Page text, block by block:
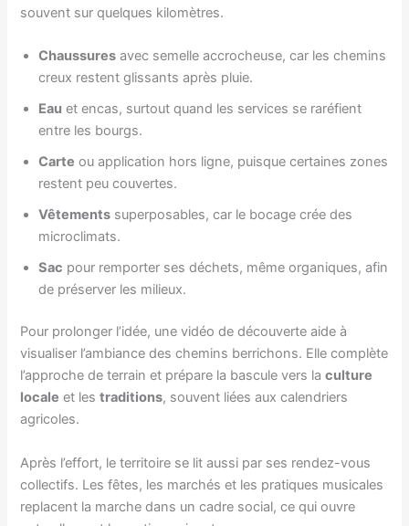
souvent sur quelques kilomètres.
Chaussures avec semelle accrocheuse, car les chemins
creux restent glissants après pluie.
Eau et encas, surtout quand les services se raréfient
entre les bourgs.
Carte ou application hors ligne, puisque certaines zones
restent peu couvertes.
Vêtements superposables, car le bocage crée des
microclimats.
Sac pour remporter ses déchets, même organiques, afin
de préserver les milieux.
Pour prolonger l’idée, une vidéo de découverte aide à
visualiser l’ambiance des chemins berrichons. Elle complète
l’approche de terrain et prépare la bascule vers laculture
locale et lestraditions, souvent liées aux calendriers
agricoles.
Après l’effort, le territoire se lit aussi par ses rendez-vous
collectifs. Les fêtes, les marchés et les pratiques musicales
replacent la marche dans un cadre social, ce qui ouvre